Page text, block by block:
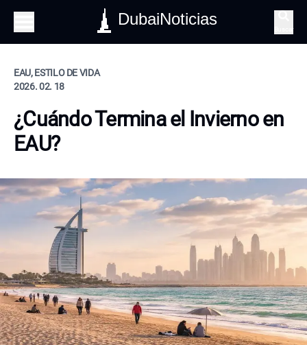
DubaiNoticias
EAU, ESTILO DE VIDA
2026. 02. 18
¿Cuándo Termina el Invierno en
EAU?